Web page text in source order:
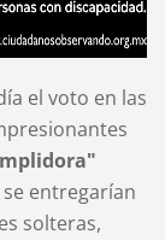
el voto en las
entregarían
solteras,